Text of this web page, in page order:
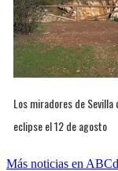
Los miradores de
eclipse el 12 de agosto
Más noticias en